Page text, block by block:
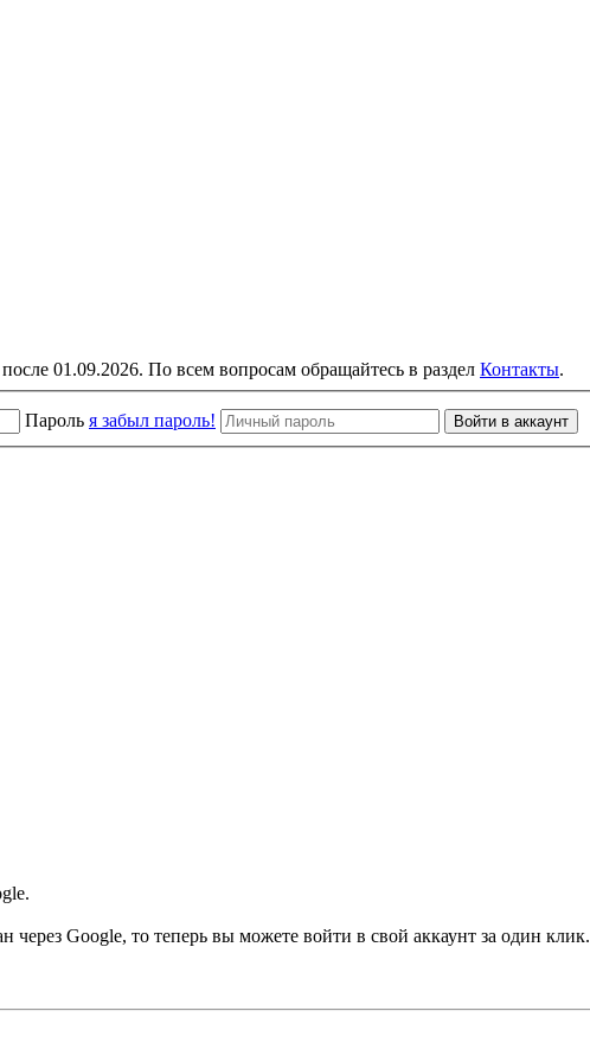
01.09.2026. По всем вопросам обращайтесь в раздел Контакты.
Пароль я забыл пароль! Войти в аккаунт
через Google, то теперь вы можете войти в свой аккаунт за один клик.